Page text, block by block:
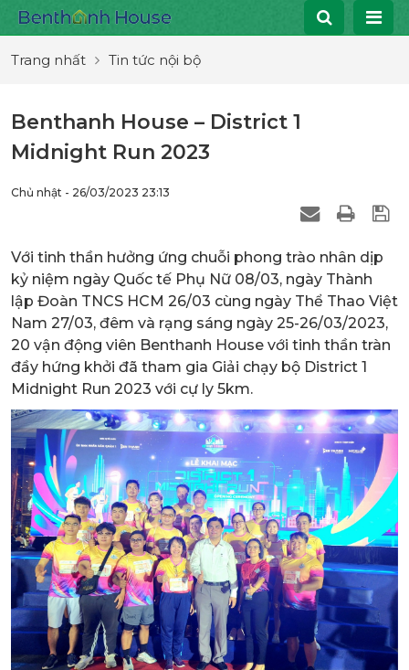
Trang nhất Tin tức nội bộ
Benthanh House – District 1
Midnight Run 2023
Chủ nhật - 26/03/2023 23:13
Với tinh thần hưởng ứng chuỗi phong trào nhân dịp
kỷ niệm ngày Quốc tế Phụ Nữ 08/03, ngày Thành
lập Đoàn TNCS HCM 26/03 cùng ngày Thể Thao Việt
Nam 27/03, đêm và rạng sáng ngày 25-26/03/2023,
20 vận động viên Benthanh House với tinh thần tràn
đầy hứng khởi đã tham gia Giải chạy bộ District 1
Midnight Run 2023 với cự ly 5km.